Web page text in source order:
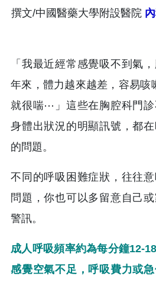
撰文/中國醫藥大學附設醫院
「我最近經常感覺吸不到氣
年來，體力越來越差，容易咳
就很喘⋯」這些在胸腔科門
身體出狀況的明顯訊號，都
的問題。
不同的呼吸困難症狀，往往
問題，你也可以多留意自己
警訊。
成人呼吸頻率約為每分鐘12-
感覺空氣不足，呼吸費力或